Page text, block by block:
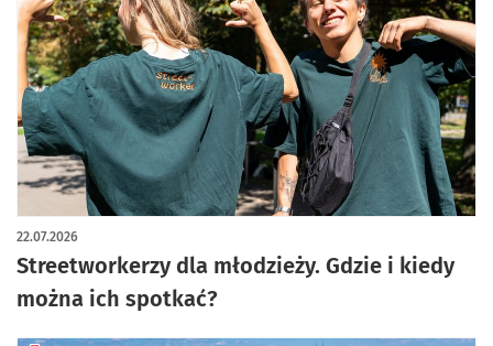
Streetworkerzy dla młodzieży. Gdzie i kiedy
można ich spotkać?
22.07.2026